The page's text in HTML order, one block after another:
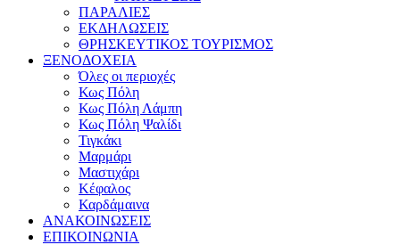
ΠΑΡΑΛΙΕΣ
ΕΚΔΗΛΩΣΕΙΣ
ΘΡΗΣΚΕΥΤΙΚΟΣ ΤΟΥΡΙΣΜΟΣ
ΞΕΝΟΔΟΧΕΙΑ
Όλες οι περιοχές
Κως Πόλη
Κως Πόλη Λάμπη
Κως Πόλη Ψαλίδι
Τιγκάκι
Μαρμάρι
Μαστιχάρι
Κέφαλος
Καρδάμαινα
ΑΝΑΚΟΙΝΩΣΕΙΣ
ΕΠΙΚΟΙΝΩΝΙΑ